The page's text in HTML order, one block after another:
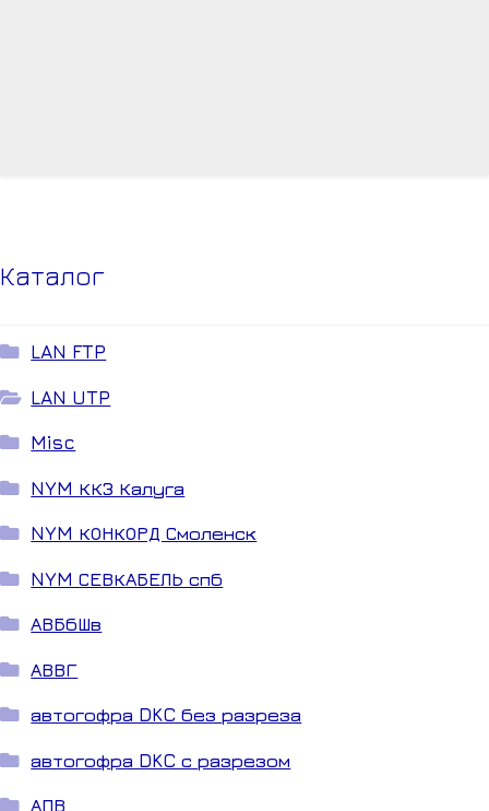
Каталог
LAN FTP
LAN UTP
Misc
NYM ККЗ Калуга
NYM КОНКОРД Смоленск
NYM СЕВКАБЕЛЬ спб
АВБбШв
АВВГ
автогофра DKC без разреза
автогофра DKC с разрезом
АПВ